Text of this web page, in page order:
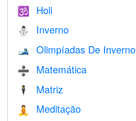
🕉 Holi
⛄ Inverno
🎿 Olimpíadas De Inverno
➗ Matemática
🕴️ Matriz
🧘 Meditação